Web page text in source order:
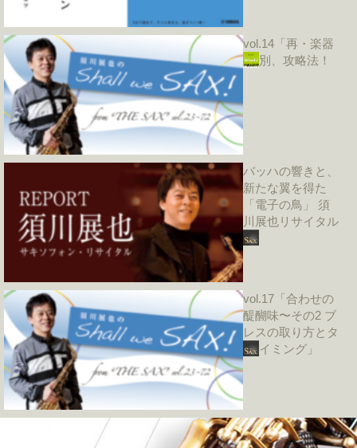
vol.14「再・楽器
別、攻略法！
バッハの響きと、
新たな翼を得た
「電子の鳥」 須
川展也リサイタル
vol.17「合わせの
醍醐味〜その2 ブ
レスの取り方とタ
イミング」